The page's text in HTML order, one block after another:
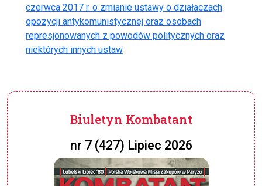
czerwca 2017 r. o zmianie ustawy o działaczach
opozycji antykomunistycznej oraz osobach
represjonowanych z powodów politycznych oraz
niektórych innych ustaw
Biuletyn Kombatant
nr 7 (427) Lipiec 2026